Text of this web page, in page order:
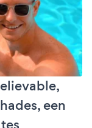
een